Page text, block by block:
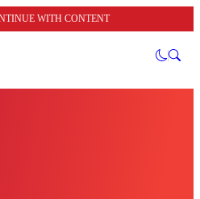
WITH CONTENT